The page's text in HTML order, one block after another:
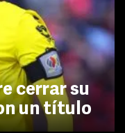
cerrar su
un título